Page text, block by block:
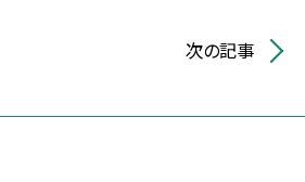
次の記事